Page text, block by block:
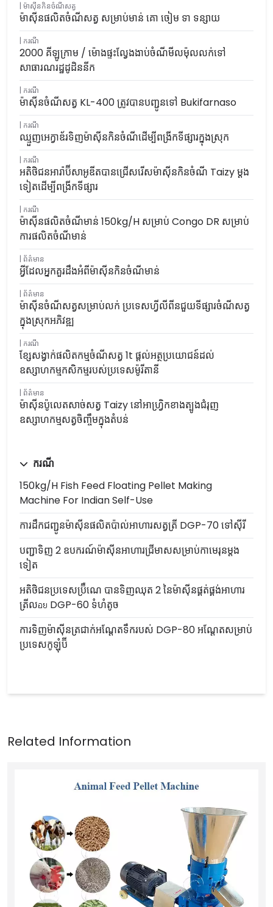
ម៉ាស៊ីនកិនចំណីសត្វ
ម៉ាស៊ីនផលិតចំណីសត្វ សម្រាប់មាន់ គោ ចៀម ទា ទន្សាយ
ករណី
2000 គីឡូក្រាម / ម៉ោងផ្ទះល្វែងងាប់ចំណីមីលម៉ុលលក់ទៅ
សាធារណរដ្ឋដូដិននីក
ករណី
ម៉ាស៊ីនចំណីសត្វ KL-400 ត្រូវបានបញ្ជូនទៅ Bukifarnaso
ករណី
ឈ្មួញអេក្វាឌ័រទិញម៉ាស៊ីនកិនចំណីដើម្បីពង្រីកទីផ្សារក្នុងស្រុក
ករណី
អតិថិជនអារ៉ាប៊ីសាអូឌីតបានជ្រើសរើសម៉ាស៊ីនកិនចំណី Taizy ម្តង
ទៀតដើម្បីពង្រីកទីផ្សារ
ករណី
ម៉ាស៊ីនផលិតចំណីមាន់ 150kg/h សម្រាប់ Congo DR សម្រាប់
ការផលិតចំណីមាន់
ព័ត៌មាន
អ្វីដែលអ្នកគួរដឹងអំពីម៉ាស៊ីនកិនចំណីមាន់
ព័ត៌មាន
ម៉ាស៊ីនចំណីសត្វសម្រាប់លក់ ប្រទេសហ្វីលីពីនជួយទីផ្សារចំណីសត្វ
ក្នុងស្រុកអភិវឌ្ឍ
ករណី
ខ្សែសង្វាក់ផលិតកម្មចំណីសត្វ 1t ផ្តល់អត្ថប្រយោជន៍ដល់
ឧស្សាហកម្មកសិកម្មរបស់ប្រទេសម៉ូរីតានី
ព័ត៌មាន
ម៉ាស៊ីនប៉ូលេតសាច់សត្វ Taizy នៅអាហ្រ្វិកខាងត្បូងជំរុញ
ឧស្សាហកម្មសត្វចិញ្ចឹមក្នុងតំបន់
ករណី
150kg/h Fish Feed Floating Pellet Making
Machine For Indian Self-Use
ការដឹកជញ្ជូនម៉ាស៊ីនផលិតប៉ាល់អាហារសត្វត្រី DGP-70 ទៅស៊ីរី
បញ្ជាទិញ 2 ឧបករណ៍ម៉ាស៊ីនអាហារជ្រីមាសសម្រាប់កាមេរុនម្តង
ទៀត
អតិថិជនប្រទេសប្រ៊ឺណេ បានទិញឈុត 2 នៃម៉ាស៊ីនផ្គត់ផ្គង់អាហារ
ត្រីលอย DGP-60 ទំហំតូច
ការទិញម៉ាស៊ីនត្រជាក់អណ្តែតទឹករបស់ DGP-80 អណ្តែតសម្រាប់
ប្រទេសកូឡុំប៊ី